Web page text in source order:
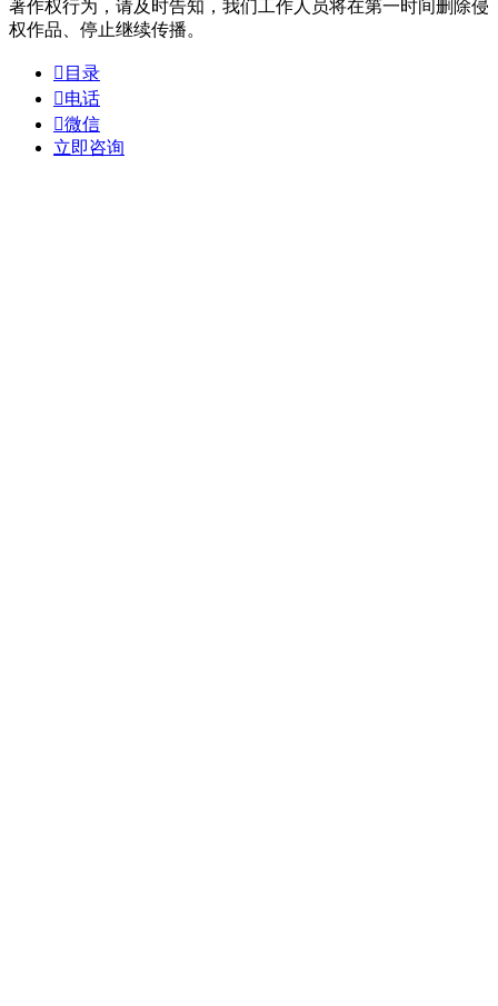
著作权行为，请及时告知，我们工作人员将在第一时间删除侵
权作品、停止继续传播。
 目录
电话
微信
立即咨询